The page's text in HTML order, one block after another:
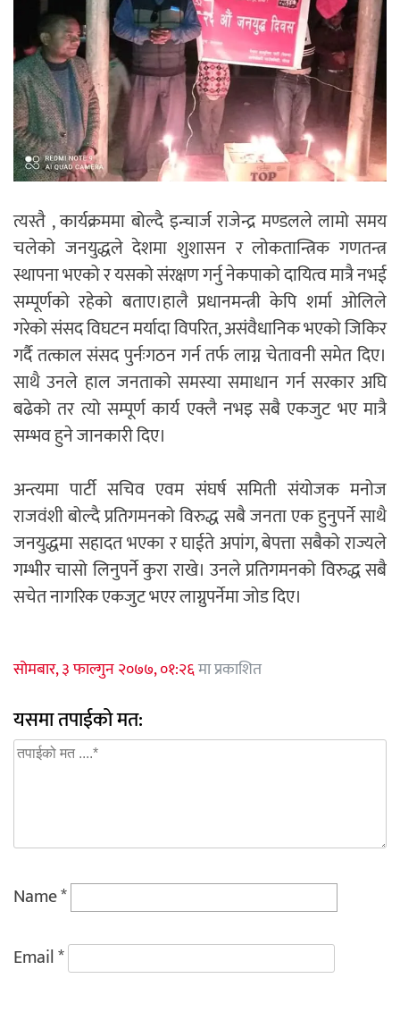
त्यस्तै , कार्यक्रममा बोल्दै इन्चार्ज राजेन्द्र मण्डलले लामो समय
चलेको जनयुद्धले देशमा शुशासन र लोकतान्त्रिक गणतन्त्र
स्थापना भएको र यसको संरक्षण गर्नु नेकपाको दायित्व मात्रै नभई
सम्पूर्णको रहेको बताए।हालै प्रधानमन्त्री केपि शर्मा ओलिले
गरेको संसद विघटन मर्यादा विपरित, असंवैधानिक भएको जिकिर
गर्दै तत्काल संसद पुर्नःगठन गर्न तर्फ लाग्न चेतावनी समेत दिए।
साथै उनले हाल जनताको समस्या समाधान गर्न सरकार अघि
बढेको तर त्यो सम्पूर्ण कार्य एक्लै नभइ सबै एकजुट भए मात्रै
सम्भव हुने जानकारी दिए।
अन्त्यमा पार्टी सचिव एवम संघर्ष समिती संयोजक मनोज
राजवंशी बोल्दै प्रतिगमनको विरुद्ध सबै जनता एक हुनुपर्ने साथै
जनयुद्धमा सहादत भएका र घाईते अपांग, बेपत्ता सबैको राज्यले
गम्भीर चासो लिनुपर्ने कुरा राखे। उनले प्रतिगमनको विरुद्ध सबै
सचेत नागरिक एकजुट भएर लाग्नुपर्नेमा जोड दिए।
सोमबार, ३ फाल्गुन २०७७, ०१:२६मा प्रकाशित
यसमा तपाईको मत:
Name*
Email*